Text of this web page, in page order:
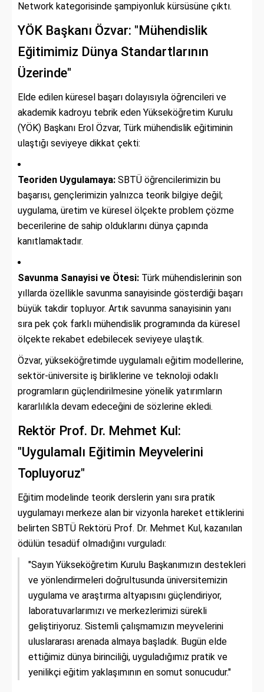
Network kategorisinde şampiyonluk kürsüsüne çıktı.
YÖK Başkanı Özvar: "Mühendislik
Eğitimimiz Dünya Standartlarının
Üzerinde"
Elde edilen küresel başarı dolayısıyla öğrencileri ve
akademik kadroyu tebrik eden Yükseköğretim Kurulu
(YÖK) Başkanı Erol Özvar, Türk mühendislik eğitiminin
ulaştığı seviyeye dikkat çekti:
Teoriden Uygulamaya: SBTÜ öğrencilerimizin bu
başarısı, gençlerimizin yalnızca teorik bilgiye değil;
uygulama, üretim ve küresel ölçekte problem çözme
becerilerine de sahip olduklarını dünya çapında
kanıtlamaktadır.
Savunma Sanayisi ve Ötesi: Türk mühendislerinin son
yıllarda özellikle savunma sanayisinde gösterdiği başarı
büyük takdir topluyor. Artık savunma sanayisinin yanı
sıra pek çok farklı mühendislik programında da küresel
ölçekte rekabet edebilecek seviyeye ulaştık.
Özvar, yükseköğretimde uygulamalı eğitim modellerine,
sektör-üniversite iş birliklerine ve teknoloji odaklı
programların güçlendirilmesine yönelik yatırımların
kararlılıkla devam edeceğini de sözlerine ekledi.
Rektör Prof. Dr. Mehmet Kul:
"Uygulamalı Eğitimin Meyvelerini
Topluyoruz"
Eğitim modelinde teorik derslerin yanı sıra pratik
uygulamayı merkeze alan bir vizyonla hareket ettiklerini
belirten SBTÜ Rektörü Prof. Dr. Mehmet Kul, kazanılan
ödülün tesadüf olmadığını vurguladı:
"Sayın Yükseköğretim Kurulu Başkanımızın destekleri
ve yönlendirmeleri doğrultusunda üniversitemizin
uygulama ve araştırma altyapısını güçlendiriyor,
laboratuvarlarımızı ve merkezlerimizi sürekli
geliştiriyoruz. Sistemli çalışmamızın meyvelerini
uluslararası arenada almaya başladık. Bugün elde
ettiğimiz dünya birinciliği, uyguladığımız pratik ve
yenilikçi eğitim yaklaşımının en somut sonucudur."